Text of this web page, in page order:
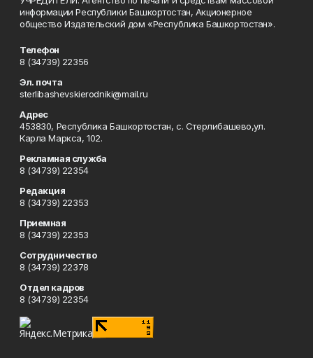
информации Республики Башкортостан, Акционерное
общество Издательский дом «Республика Башкортостан».
Телефон
8 (34739) 22356
Эл. почта
sterlibashevskierodniki@mail.ru
Адрес
453830, Республика Башкортостан, c. Стерлибашево,ул.
Карла Маркса, 102.
Рекламная служба
8 (34739) 22354
Редакция
8 (34739) 22353
Приемная
8 (34739) 22353
Сотрудничество
8 (34739) 22378
Отдел кадров
8 (34739) 22354